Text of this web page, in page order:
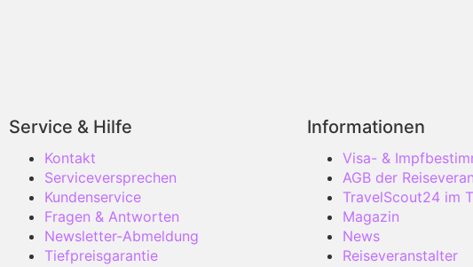
Service & Hilfe
Kontakt
Serviceversprechen
Kundenservice
Fragen & Antworten
Newsletter-Abmeldung
Tiefpreisgarantie
Informationen
Visa- &
AGB der
TravelScout24 im
Magazin
News
Reiseveranstalter